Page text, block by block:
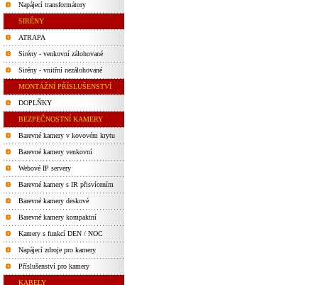
Napájecí transformátory
SIRÉNY
ATRAPA
Sirény - venkovní zálohované
Sirény - vnitřní nezálohované
MONTÁŽNÍ PŘÍSLUŠENSTVÍ
DOPLŇKY
BEZPEČNOSTNÍ KAMERY
Barevné kamery v kovovém krytu
Barevné kamery venkovní
Webové IP servery
Barevné kamery s IR přisvícením
Barevné kamery deskové
Barevné kamery kompaktní
Kamery s funkcí DEN / NOC
Napájecí zdroje pro kamery
Příslušenství pro kamery
KABELY